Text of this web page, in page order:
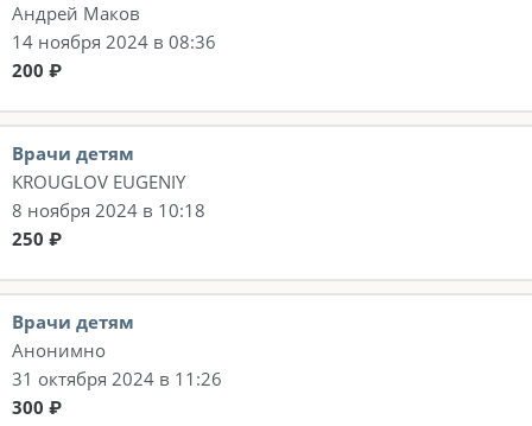
Андрей Маков
14 ноября 2024 в 08:36
200 ₽
Врачи детям
KROUGLOV EUGENIY
8 ноября 2024 в 10:18
250 ₽
Врачи детям
Анонимно
31 октября 2024 в 11:26
300 ₽